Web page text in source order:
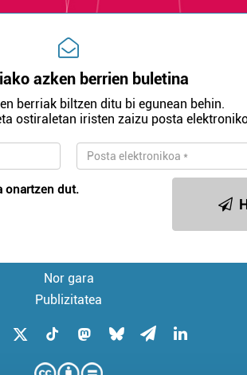
azken berrien buletina
berriak biltzen ditu bi egunean behin.
ostiraletan iristen zaizu posta
onartzen dut.
Nor gara
Publizitatea